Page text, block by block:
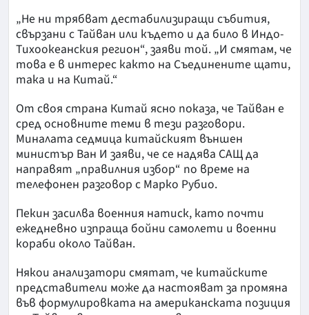
„Не ни трябват дестабилизиращи събития,
свързани с Тайван или където и да било в Индо-
Тихоокеанския регион“, заяви той. „И смятам, че
това е в интерес както на Съединените щати,
така и на Китай.“
От своя страна Китай ясно показа, че Тайван е
сред основните теми в тези разговори.
Миналата седмица китайският външен
министър Ван И заяви, че се надява САЩ да
направят „правилния избор“ по време на
телефонен разговор с Марко Рубио.
Пекин засилва военния натиск, като почти
ежедневно изпраща бойни самолети и военни
кораби около Тайван.
Някои анализатори смятат, че китайските
представители може да настояват за промяна
във формулировката на американската позиция